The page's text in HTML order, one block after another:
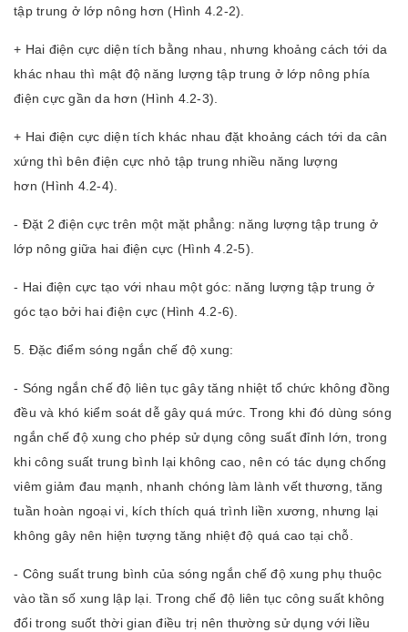
tập trung ở lớp nông hơn (Hình 4.2-2).
+ Hai điện cực diện tích bằng nhau, nhưng khoảng cách tới da
khác nhau thì mật độ năng lượng tập trung ở lớp nông phía
điện cực gần da hơn (Hình 4.2-3).
+ Hai điện cực diện tích khác nhau đặt khoảng cách tới da cân
xứng thì bên điện cực nhỏ tập trung nhiều năng lượng
hơn (Hình 4.2-4).
- Đặt 2 điện cực trên một mặt phẳng: năng lượng tập trung ở
lớp nông giữa hai điện cực (Hình 4.2-5).
- Hai điện cực tạo với nhau một góc: năng lượng tập trung ở
góc tạo bởi hai điện cực (Hình 4.2-6).
5. Đặc điểm sóng ngắn chế độ xung:
- Sóng ngắn chế độ liên tục gây tăng nhiệt tổ chức không đồng
đều và khó kiểm soát dễ gây quá mức. Trong khi đó dùng sóng
ngắn chế độ xung cho phép sử dụng công suất đỉnh lớn, trong
khi công suất trung bình lại không cao, nên có tác dụng chống
viêm giảm đau mạnh, nhanh chóng làm lành vết thương, tăng
tuần hoàn ngoại vi, kích thích quá trình liền xương, nhưng lại
không gây nên hiện tượng tăng nhiệt độ quá cao tại chỗ.
- Công suất trung bình của sóng ngắn chế độ xung phụ thuộc
vào tần số xung lập lại. Trong chế độ liên tục công suất không
đổi trong suốt thời gian điều trị nên thường sử dụng với liều